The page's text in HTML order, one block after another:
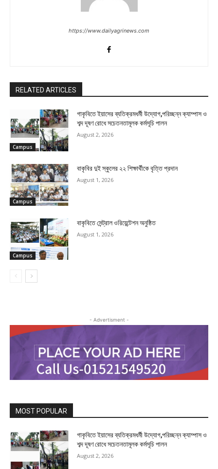
https://www.dailyagrinews.com
RELATED ARTICLES
Campus
গাকৃবিতে ইয়াসের ব্যতিক্রমধর্মী উদ্যোগ,পরিচ্ছন্ন ক্যাম্পাস ও
শব্দ দূষণ রোধে সচেতনতামূলক কর্মসূচি পালন
August 2, 2026
Campus
বাকৃবির দুই স্কুলের ২২ শিক্ষার্থীকে বৃত্তি প্রদান
August 1, 2026
Campus
বাকৃবিতে সেন্ট্রাল ওরিয়েন্টেশন অনুষ্ঠিত
August 1, 2026
- Advertisment -
MOST POPULAR
গাকৃবিতে ইয়াসের ব্যতিক্রমধর্মী উদ্যোগ,পরিচ্ছন্ন ক্যাম্পাস ও
শব্দ দূষণ রোধে সচেতনতামূলক কর্মসূচি পালন
August 2, 2026